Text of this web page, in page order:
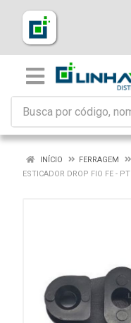
INÍCIO FERRAGEM
ESTICADOR DROP FIO FE - PT